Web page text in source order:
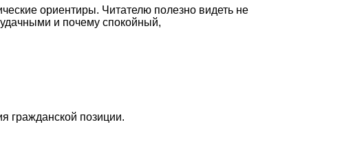
ориентиры. Читателю полезно видеть не
и почему спокойный,
гражданской позиции.